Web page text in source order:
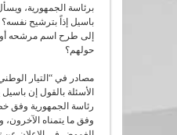
برئاسة الجمهورية،
باسيل إذاً بترشيح
إلى طرح اسم مرشحه أو
حولهم؟
مصادر في “التيار
الأسئلة بالقول إن
رئاسة الجمهورية وفق
وفق ما يتمناه